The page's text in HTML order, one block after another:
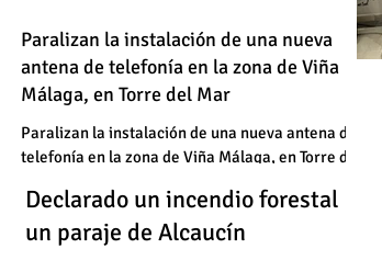
Declarado un incendio forestal en
un paraje de Alcaucín
Declarado un incendio forestal en
un paraje de Alcaucín
Paralizan la instalación de una nueva
antena de telefonía en la zona de Viña
Málaga, en Torre del Mar
Paralizan la instalación de una nueva antena de
telefonía en la zona de Viña Málaga, en Torre del